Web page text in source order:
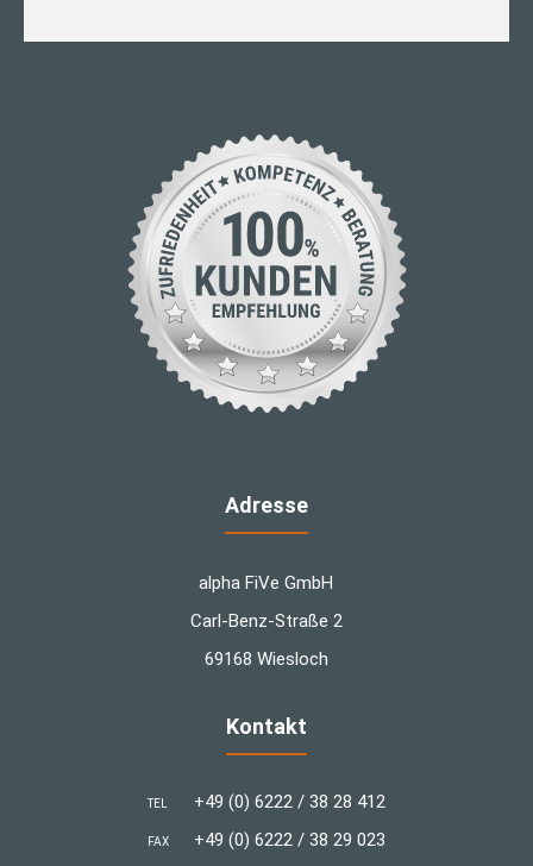
Adresse
alpha FiVe GmbH
Carl-Benz-Straße 2
69168 Wiesloch
Kontakt
TEL +49 (0) 6222 / 38 28 412
FAX +49 (0) 6222 / 38 29 023